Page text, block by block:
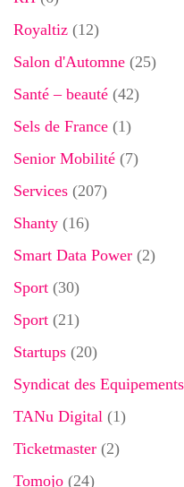
Royaltiz (12)
Salon d'Automne (25)
Santé – beauté (42)
Sels de France (1)
Senior Mobilité (7)
Services (207)
Shanty (16)
Smart Data Power (2)
Sport (30)
Sport (21)
Startups (20)
Syndicat des
TANu Digital (1)
Ticketmaster (2)
Tomojo (24)